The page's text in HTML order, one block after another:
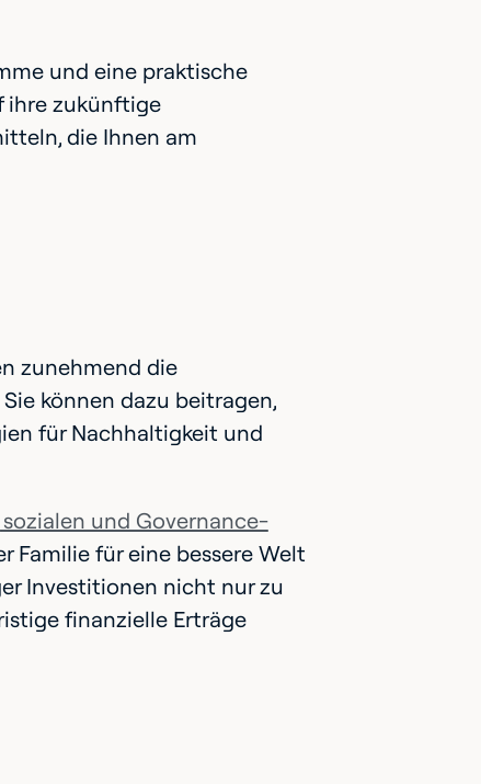
und eine praktische
ihre zukünftige
die Ihnen am
zunehmend die
können dazu beitragen,
für Nachhaltigkeit und
und Governance-
Familie für eine bessere Welt
Investitionen nicht nur zu
finanzielle Erträge